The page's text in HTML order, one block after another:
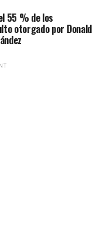
55 % de los
otorgado por Donald